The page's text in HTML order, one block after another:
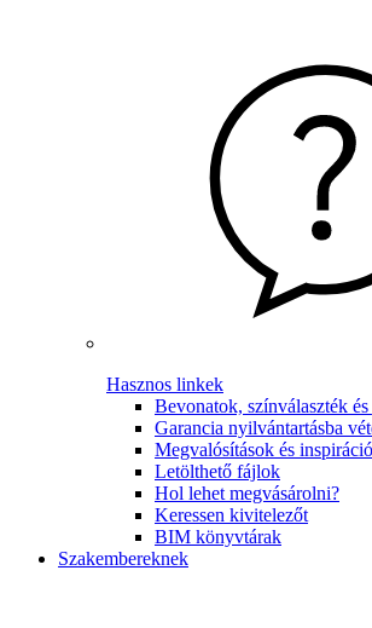
Hasznos linkek
Bevonatok, színválaszték
Garancia nyilvántartásba
Megvalósítások és
Letölthető fájlok
Hol lehet megvásárolni?
Keressen kivitelezőt
BIM könyvtárak
Szakembereknek